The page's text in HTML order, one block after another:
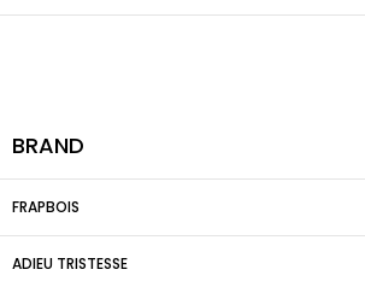
BRAND
FRAPBOIS
ADIEU TRISTESSE